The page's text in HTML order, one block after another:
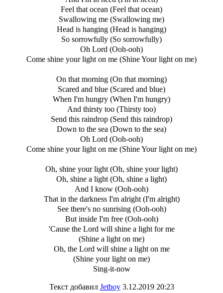
Feel that ocean (Feel that ocean)
Swallowing me (Swallowing me)
Head is hanging (Head is hanging)
So sorrowfully (So sorrowfully)
Oh Lord (Ooh-ooh)
Come shine your light on me (Shine Your light on me)
On that morning (On that morning)
Scared and blue (Scared and blue)
When I'm hungry (When I'm hungry)
And thirsty too (Thirsty too)
Send this raindrop (Send this raindrop)
Down to the sea (Down to the sea)
Oh Lord (Ooh-ooh)
Come shine your light on me (Shine Your light on me)
Oh, shine your light (Oh, shine your light)
Oh, shine a light (Oh, shine a light)
And I know (Ooh-ooh)
That in the darkness I'm alright (I'm alright)
See there's no sunrising (Ooh-ooh)
But inside I'm free (Ooh-ooh)
'Cause the Lord will shine a light for me
(Shine a light on me)
Oh, the Lord will shine a light on me
(Shine your light on me)
Sing-it-now
Текст добавил Jetboy3.12.2019 20:23